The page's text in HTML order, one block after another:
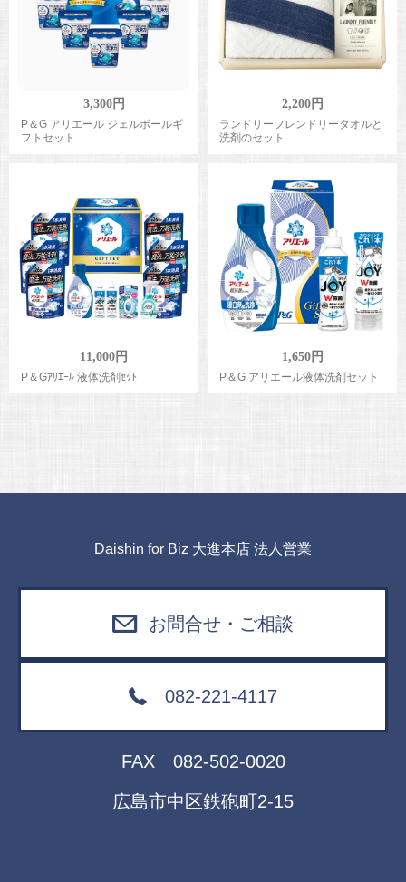
3,300円
P＆G アリエール ジェルボールギ
フトセット
2,200円
ランドリーフレンドリータオルと
洗剤のセット
11,000円
P＆Gｱﾘｴｰﾙ 液体洗剤ｾｯﾄ
1,650円
P＆G アリエール液体洗剤セット
Daishin for Biz 大進本店 法人営業
お問合せ・ご相談
082-221-4117
FAX
082-502-0020
広島市中区鉄砲町2-15